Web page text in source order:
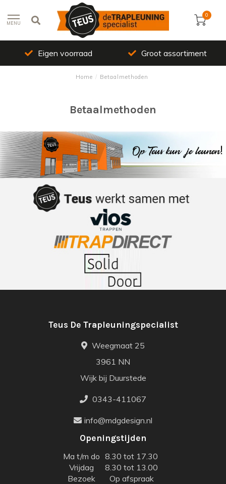
MENU
0
Eigen voorraad Groot assortiment
Home / Betaalmethoden
Betaalmethoden
Teus De Trapleuningspecialist
Weegmaat 25
3961 NN
Wijk bij Duurstede
0343-411067
info@mdgdesign.nl
Openingstijden
Ma t/m do 8.30 tot 17.30
Vrijdag
8.30 tot 13.00
Bezoek
Op afspraak